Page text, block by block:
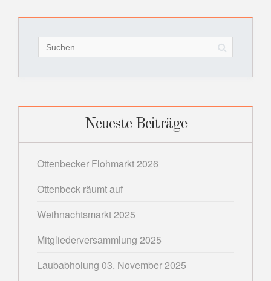
nach:
Neueste Beiträge
Ottenbecker Flohmarkt 2026
Ottenbeck räumt auf
Weihnachtsmarkt 2025
Mitgliederversammlung 2025
Laubabholung 03. November 2025